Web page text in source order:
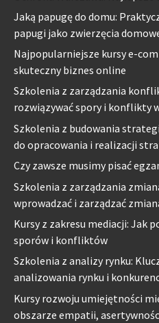
Jaką papugę do domu:
papugi jako zwierzęcia
Najpopularniejsze kursy e-
skuteczny biznes online
Szkolenia z zarządzania
rozwiązywać spory i konflikty
Szkolenia z budowania
do opracowania i realizacji
Czy zawsze musimy pisać
Szkolenia z zarządzania
wprowadzać i zarządzać
Kursy z zakresu mediacji: Jak
sporów i konfliktów
Szkolenia z analizy rynku:
analizowania rynku i
Kursy rozwoju umiejętności
obszarze empatii,